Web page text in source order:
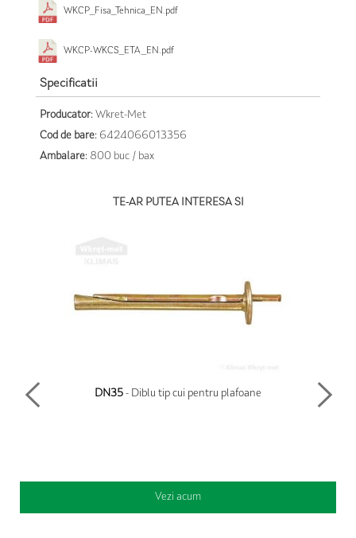
WKCP_Fisa_Tehnica_EN.pdf
WKCP-WKCS_ETA_EN.pdf
Specificatii
Producator: Wkret-Met
Cod de bare: 6424066013356
Ambalare: 800 buc / bax
TE-AR PUTEA INTERESA SI
DN35- Diblu tip cui pentru plafoane
Vezi acum